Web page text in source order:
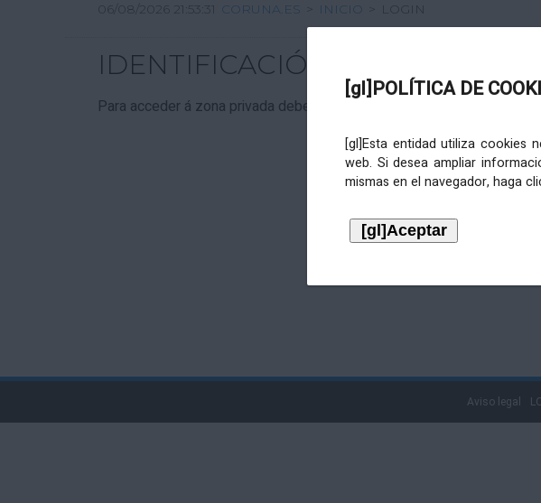
[gl]POLÍTICA DE
[gl]Esta entidad utiliza cookies
web. Si desea ampliar
mismas en el navegador, haga
06/08/2026 21:53:31 CORUNA.ES > INICIO > LOGIN
IDENTIFICACIÓN
Para acceder á zona privada debe identificarse mediante Cl@ve. Pulse
Aviso legal